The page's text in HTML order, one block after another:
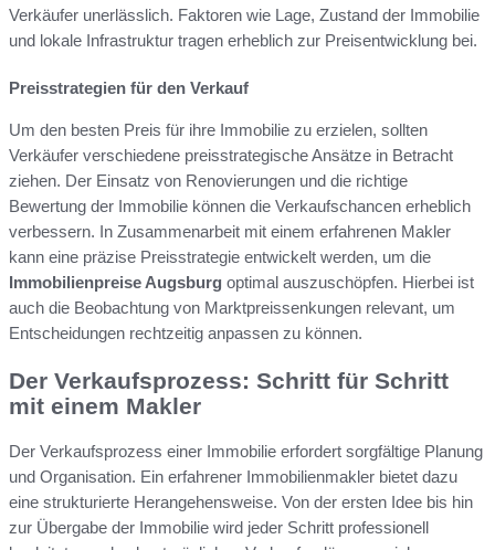
Verkäufer unerlässlich. Faktoren wie Lage, Zustand der Immobilie
und lokale Infrastruktur tragen erheblich zur Preisentwicklung bei.
Preisstrategien für den Verkauf
Um den besten Preis für ihre Immobilie zu erzielen, sollten
Verkäufer verschiedene preisstrategische Ansätze in Betracht
ziehen. Der Einsatz von Renovierungen und die richtige
Bewertung der Immobilie können die Verkaufschancen erheblich
verbessern. In Zusammenarbeit mit einem erfahrenen Makler
kann eine präzise Preisstrategie entwickelt werden, um die
Immobilienpreise Augsburg optimal auszuschöpfen. Hierbei ist
auch die Beobachtung von Marktpreissenkungen relevant, um
Entscheidungen rechtzeitig anpassen zu können.
Der Verkaufsprozess: Schritt für Schritt
mit einem Makler
Der Verkaufsprozess einer Immobilie erfordert sorgfältige Planung
und Organisation. Ein erfahrener Immobilienmakler bietet dazu
eine strukturierte Herangehensweise. Von der ersten Idee bis hin
zur Übergabe der Immobilie wird jeder Schritt professionell